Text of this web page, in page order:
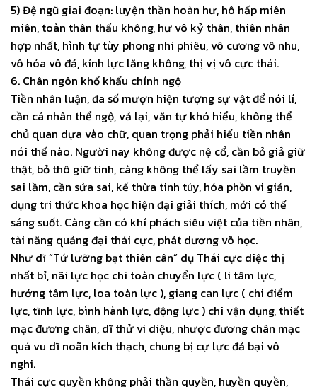
5) Đệ ngũ giai đoạn: luyện thần hoàn hư, hô hấp miên
miên, toàn thân thấu không, hư vô kỷ thân, thiên nhân
hợp nhất, hình tự tùy phong nhi phiêu, vô cương vô nhu,
vô hóa vô đả, kính lực lăng không, thị vị vô cực thái.
6. Chân ngôn khổ khẩu chính ngộ
Tiền nhân luận, đa số mượn hiện tượng sự vật để nói lí,
cần cá nhân thể ngộ, vả lại, văn tự khó hiểu, không thể
chủ quan dựa vào chữ, quan trọng phải hiểu tiền nhân
nói thế nào. Người nay không được nệ cổ, cần bỏ giả giữ
thật, bỏ thô giữ tinh, càng không thể lấy sai lầm truyền
sai lầm, cần sửa sai, kế thừa tinh túy, hóa phồn vi giản,
dụng tri thức khoa học hiện đại giải thích, mới có thể
sáng suốt. Càng cần có khí phách siêu việt của tiền nhân,
tài năng quảng đại thái cực, phát dương võ học.
Như dĩ “Tứ lưỡng bạt thiên cân” dụ Thái cực diệc thị
nhất bỉ, nãi lực học chi toàn chuyển lực ( li tâm lực,
hướng tâm lực, loa toàn lực ), giang can lực ( chi điểm
lực, tĩnh lực, bình hành lực, động lực ) chi vận dụng, thiết
mạc đương chân, dĩ thử vi diệu, nhược đương chân mạc
quá vu dĩ noãn kích thạch, chung bị cự lực đả bại vô
nghi.
Thái cực quyền không phải thần quyền, huyền quyền,